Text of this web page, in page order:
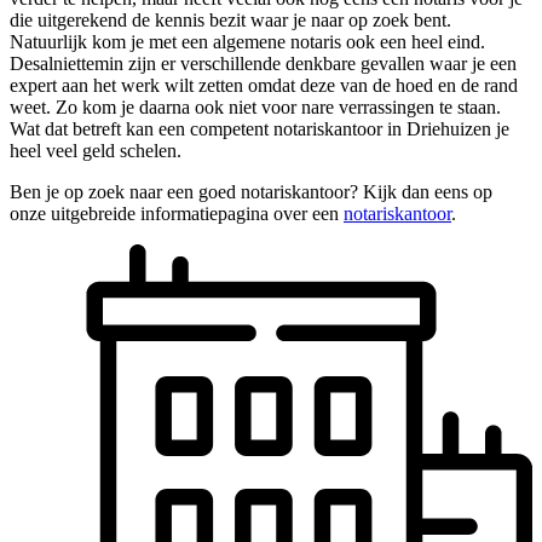
die uitgerekend de kennis bezit waar je naar op zoek bent.
Natuurlijk kom je met een algemene notaris ook een heel eind.
Desalniettemin zijn er verschillende denkbare gevallen waar je een
expert aan het werk wilt zetten omdat deze van de hoed en de rand
weet. Zo kom je daarna ook niet voor nare verrassingen te staan.
Wat dat betreft kan een competent notariskantoor in Driehuizen je
heel veel geld schelen.
Ben je op zoek naar een goed notariskantoor? Kijk dan eens op
onze uitgebreide informatiepagina over een notariskantoor.